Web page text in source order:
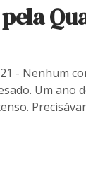
Nenhum
Um ano